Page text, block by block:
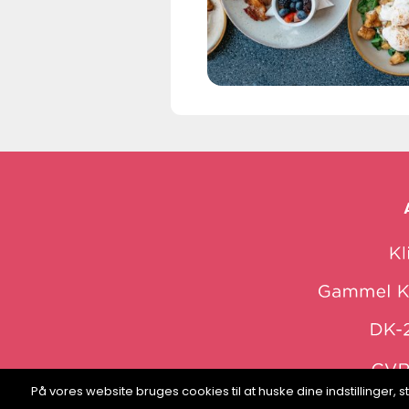
web:
På vores website bruges cookies til at huske dine